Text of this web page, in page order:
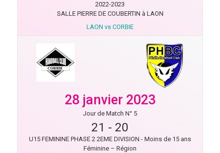
2022-2023
SALLE PIERRE DE COUBERTIN à LAON
LAON vs CORBIE
28 janvier 2023
Jour de Match N° 5
21 - 20
U15 FEMININE PHASE 2 2EME DIVISION - Moins de 15 ans
Féminine – Région